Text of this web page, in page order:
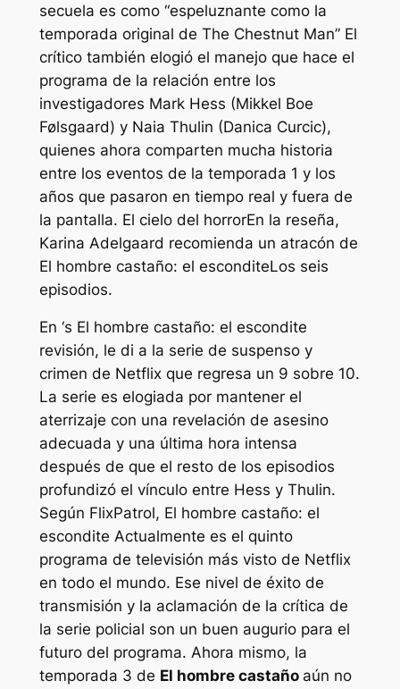
secuela es como “espeluznante como la
temporada original de The Chestnut Man” El
crítico también elogió el manejo que hace el
programa de la relación entre los
investigadores Mark Hess (Mikkel Boe
Følsgaard) y Naia Thulin (Danica Curcic),
quienes ahora comparten mucha historia
entre los eventos de la temporada 1 y los
años que pasaron en tiempo real y fuera de
la pantalla. El cielo del horrorEn la reseña,
Karina Adelgaard recomienda un atracón de
El hombre castaño: el esconditeLos seis
episodios.
En ‘s El hombre castaño: el escondite
revisión, le di a la serie de suspenso y
crimen de Netflix que regresa un 9 sobre 10.
La serie es elogiada por mantener el
aterrizaje con una revelación de asesino
adecuada y una última hora intensa
después de que el resto de los episodios
profundizó el vínculo entre Hess y Thulin.
Según FlixPatrol, El hombre castaño: el
escondite Actualmente es el quinto
programa de televisión más visto de Netflix
en todo el mundo. Ese nivel de éxito de
transmisión y la aclamación de la crítica de
la serie policial son un buen augurio para el
futuro del programa. Ahora mismo, la
temporada 3 de El hombre castaño aún no